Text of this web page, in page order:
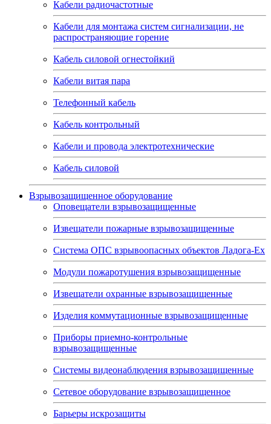
Кабели радиочастотные
Кабели для монтажа систем сигнализации, не
распространяющие горение
Кабель силовой огнестойкий
Кабели витая пара
Телефонный кабель
Кабель контрольный
Кабели и провода электротехнические
Кабель силовой
Взрывозащищенное оборудование
Оповещатели взрывозащищенные
Извещатели пожарные взрывозащищенные
Система ОПС взрывоопасных объектов Ладога-Ex
Модули пожаротушения взрывозащищенные
Извещатели охранные взрывозащищенные
Изделия коммутационные взрывозащищенные
Приборы приемно-контрольные
взрывозащищенные
Системы видеонаблюдения взрывозащищенные
Сетевое оборудование взрывозащищенное
Барьеры искрозащиты